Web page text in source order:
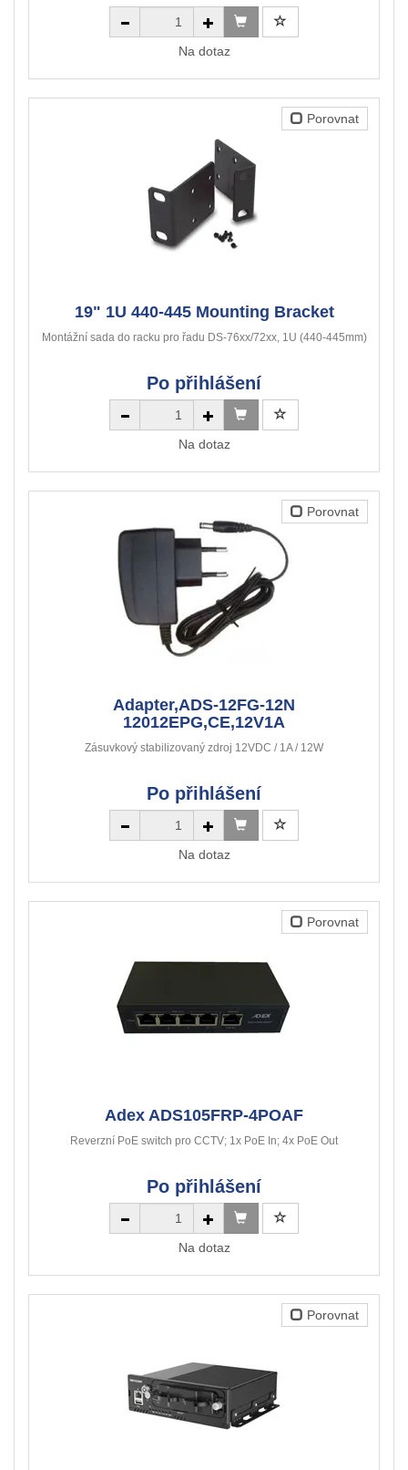
Na dotaz
Porovnat
19" 1U 440-445 Mounting Bracket
Montážní sada do racku pro řadu DS-76xx/72xx, 1U (440-445mm)
Po přihlášení
Na dotaz
Porovnat
Adapter,ADS-12FG-12N
12012EPG,CE,12V1A
Zásuvkový stabilizovaný zdroj 12VDC / 1A / 12W
Po přihlášení
Na dotaz
Porovnat
Adex ADS105FRP-4POAF
Reverzní PoE switch pro CCTV; 1x PoE In; 4x PoE Out
Po přihlášení
Na dotaz
Porovnat